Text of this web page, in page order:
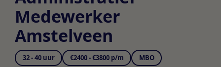
Medewerker
Amstelveen
32 - 40 uur €2400 - €3800 p/m MBO